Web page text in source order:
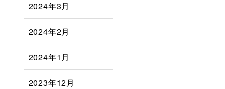
2024年3月
2024年2月
2024年1月
2023年12月